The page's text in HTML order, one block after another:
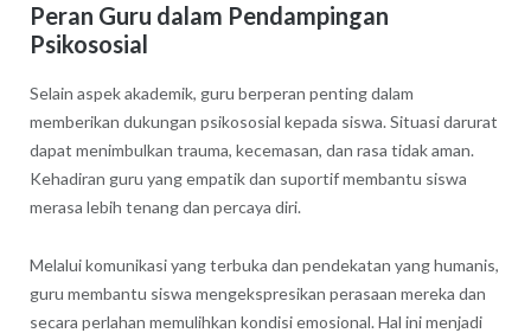
Peran Guru dalam Pendampingan
Psikososial
Selain aspek akademik, guru berperan penting dalam
memberikan dukungan psikososial kepada siswa. Situasi darurat
dapat menimbulkan trauma, kecemasan, dan rasa tidak aman.
Kehadiran guru yang empatik dan suportif membantu siswa
merasa lebih tenang dan percaya diri.
Melalui komunikasi yang terbuka dan pendekatan yang humanis,
guru membantu siswa mengekspresikan perasaan mereka dan
secara perlahan memulihkan kondisi emosional. Hal ini menjadi